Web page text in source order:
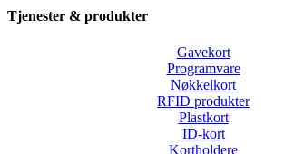
Tjenester & produkter
Gavekort
Programvare
Nøkkelkort
RFID produkter
Plastkort
ID-kort
Kortholdere